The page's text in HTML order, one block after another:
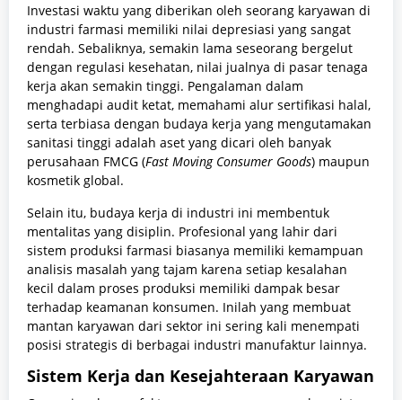
Investasi waktu yang diberikan oleh seorang karyawan di
industri farmasi memiliki nilai depresiasi yang sangat
rendah. Sebaliknya, semakin lama seseorang bergelut
dengan regulasi kesehatan, nilai jualnya di pasar tenaga
kerja akan semakin tinggi. Pengalaman dalam
menghadapi audit ketat, memahami alur sertifikasi halal,
serta terbiasa dengan budaya kerja yang mengutamakan
sanitasi tinggi adalah aset yang dicari oleh banyak
perusahaan FMCG (Fast Moving Consumer Goods) maupun
kosmetik global.
Selain itu, budaya kerja di industri ini membentuk
mentalitas yang disiplin. Profesional yang lahir dari
sistem produksi farmasi biasanya memiliki kemampuan
analisis masalah yang tajam karena setiap kesalahan
kecil dalam proses produksi memiliki dampak besar
terhadap keamanan konsumen. Inilah yang membuat
mantan karyawan dari sektor ini sering kali menempati
posisi strategis di berbagai industri manufaktur lainnya.
Sistem Kerja dan Kesejahteraan Karyawan